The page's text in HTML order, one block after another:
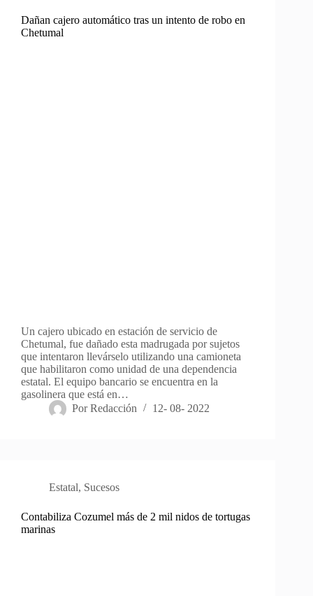
Dañan cajero automático tras un intento de robo en
Chetumal
Un cajero ubicado en estación de servicio de
Chetumal, fue dañado esta madrugada por sujetos
que intentaron llevárselo utilizando una camioneta
que habilitaron como unidad de una dependencia
estatal. El equipo bancario se encuentra en la
gasolinera que está en…
Por Redacción 12- 08- 2022
Estatal, Sucesos
Contabiliza Cozumel más de 2 mil nidos de tortugas
marinas